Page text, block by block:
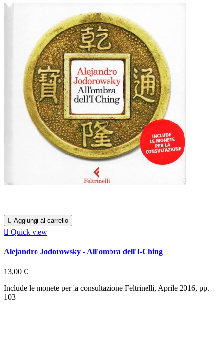
 Aggiungi al carrello
 Quick view
Alejandro Jodorowsky - All'ombra dell'I-Ching
13,00 €
Include le monete per la consultazione Feltrinelli, Aprile 2016, pp.
103